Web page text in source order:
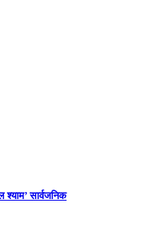
श्याम’ सार्वजनिक